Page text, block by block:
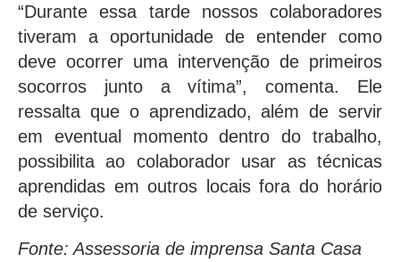
“Durante essa tarde nossos colaboradores
tiveram a oportunidade de entender como
deve ocorrer uma intervenção de primeiros
socorros junto a vítima”, comenta. Ele
ressalta que o aprendizado, além de servir
em eventual momento dentro do trabalho,
possibilita ao colaborador usar as técnicas
aprendidas em outros locais fora do horário
de serviço.
Fonte: Assessoria de imprensa Santa Casa